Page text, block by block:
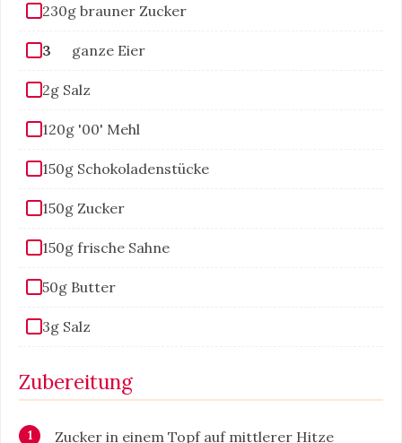
230g brauner Zucker
3 ganze Eier
2g Salz
120g '00' Mehl
150g Schokoladenstücke
150g Zucker
150g frische Sahne
50g Butter
3g Salz
Zubereitung
Zucker in einem Topf auf mittlerer Hitze